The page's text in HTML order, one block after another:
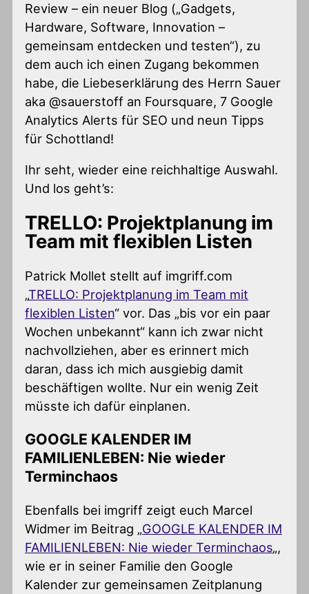
Review – ein neuer Blog („Gadgets,
Hardware, Software, Innovation –
gemeinsam entdecken und testen“), zu
dem auch ich einen Zugang bekommen
habe, die Liebeserklärung des Herrn Sauer
aka @sauerstoff an Foursquare, 7 Google
Analytics Alerts für SEO und neun Tipps
für Schottland!
Ihr seht, wieder eine reichhaltige Auswahl.
Und los geht’s:
TRELLO: Projektplanung im
Team mit flexiblen Listen
Patrick Mollet stellt auf imgriff.com
„TRELLO: Projektplanung im Team mit
flexiblen Listen“ vor. Das „bis vor ein paar
Wochen unbekannt“ kann ich zwar nicht
nachvollziehen, aber es erinnert mich
daran, dass ich mich ausgiebig damit
beschäftigen wollte. Nur ein wenig Zeit
müsste ich dafür einplanen.
GOOGLE KALENDER IM
FAMILIENLEBEN: Nie wieder
Terminchaos
Ebenfalls bei imgriff zeigt euch Marcel
Widmer im Beitrag „GOOGLE KALENDER IM
FAMILIENLEBEN: Nie wieder Terminchaos„,
wie er in seiner Familie den Google
Kalender zur gemeinsamen Zeitplanung